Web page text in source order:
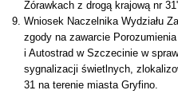
Żórawkach z drogą krajową nr
Wniosek Naczelnika Wydziału
zgody na zawarcie
i Autostrad w Szczecinie w
sygnalizacji świetlnych,
31 na terenie miasta Gryfino.